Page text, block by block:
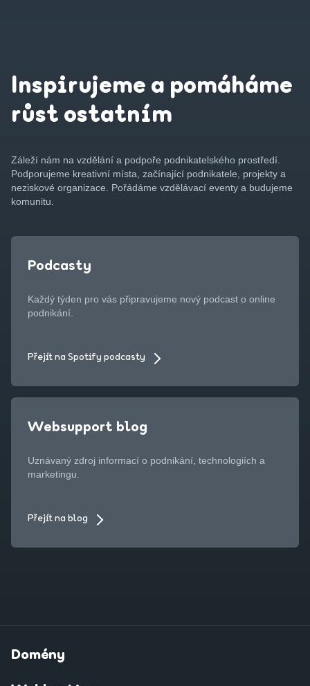
Inspirujeme a pomáháme
růst ostatním
Záleží nám na vzdělání a podpoře podnikatelského prostředí.
Podporujeme kreativní místa, začínající podnikatele, projekty a
neziskové organizace. Pořádáme vzdělávací eventy a budujeme
komunitu.
Podcasty
Každý týden pro vás připravujeme nový podcast o online
podnikání.
Přejít na Spotify podcasty
Websupport blog
Uznávaný zdroj informací o podnikání, technologiích a
marketingu.
Přejít na blog
Domény